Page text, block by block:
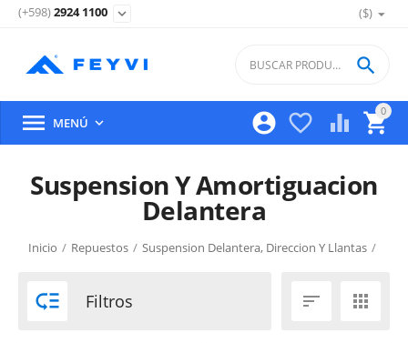
($)
(+598)2924 1100 expand_more
0

 


 MENÚ 
Suspension Y Amortiguacion
Delantera
Inicio / Repuestos / Suspension Delantera, Direccion Y Llantas /
 Filtros  